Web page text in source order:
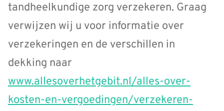
tandheelkundige zorg verzekeren. Graag
verwijzen wij u voor informatie over
verzekeringen en de verschillen in
dekking naar
www.allesoverhetgebit.nl/alles-over-
kosten-en-vergoedingen/verzekeren-